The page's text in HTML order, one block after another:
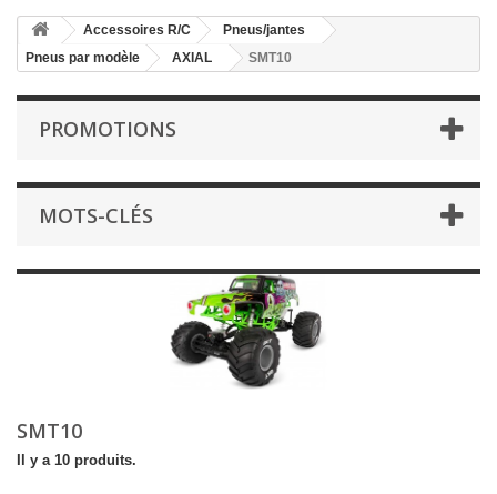
Accessoires R/C
Pneus/jantes
Pneus par modèle
AXIAL SMT10
PROMOTIONS
MOTS-CLÉS
SMT10
Il y a 10 produits.